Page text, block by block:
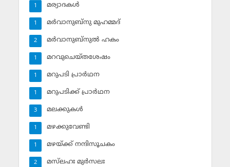
മര്യാദകള്‍
1
മര്‍വാനുബ്‌നു മുഹമ്മദ്
1
മര്‍വാനുബ്‌നുല്‍ ഹകം
2
മറവുചെയ്തശേഷം
1
മറുപടി പ്രാര്‍ഥന
1
മറുപടിക്ക് പ്രാര്‍ഥന
1
മലക്കുകള്‍
3
മഴക്കുവേണ്ടി
1
മഴയ്ക്ക് നന്ദിസൂചകം
1
മസ്‌ലഹഃ മുര്‍സലഃ
2